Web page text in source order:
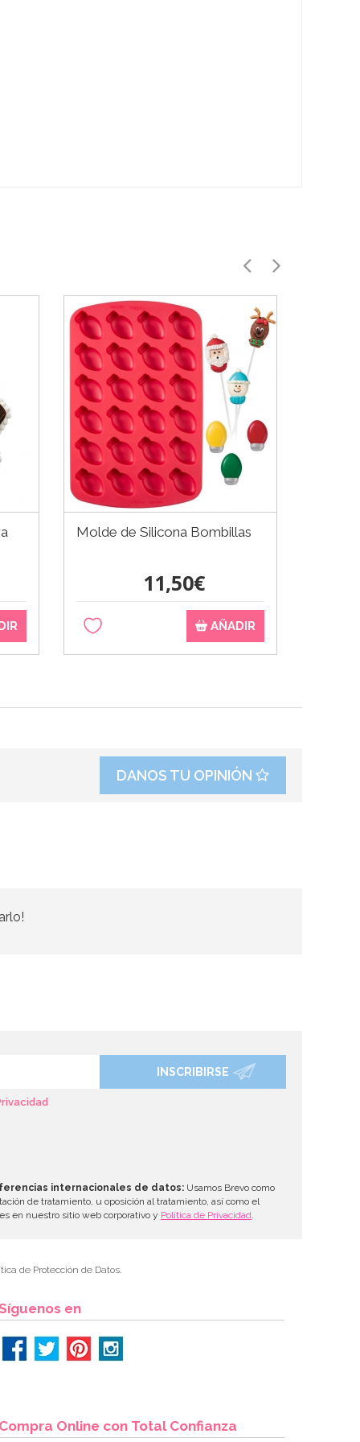
Molde de Silicona Bombillas
11,50€
AÑADIR
DANOS TU OPINIÓN
INSCRIBIRSE
internacionales de datos: Usamos Brevo como
de tratamiento, u oposición al tratamiento, así como el
en nuestro sitio web corporativo y Política de Privacidad
de Protección de Datos.
en
Compra Online con Total Confianza